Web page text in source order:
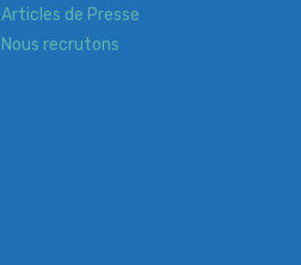
Articles de Presse
Nous recrutons